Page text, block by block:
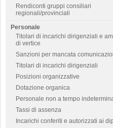
Rendiconti gruppi consiliari
regionali/provinciali
Personale
Titolari di incarichi dirigenziali e
di vertice
Sanzioni per mancata
Titolari di incarichi dirigenziali
Posizioni organizzative
Dotazione organica
Personale non a tempo
Tassi di assenza
Incarichi conferiti e autorizzati ai